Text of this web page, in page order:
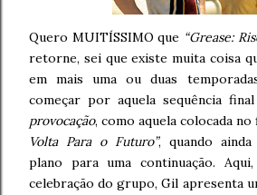
Quero MUITÍSSIMO que “Grease:
retorne, sei que existe muita coisa
em mais uma ou duas
começar por aquela sequência
provocação, como aquela colocada
Volta Para o Futuro”, quando
plano para uma continuação.
celebração do grupo, Gil apresenta